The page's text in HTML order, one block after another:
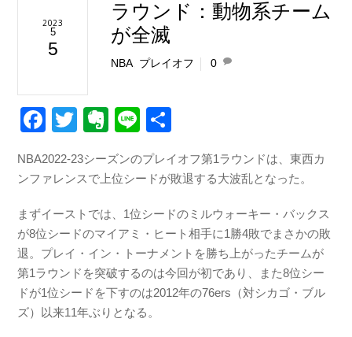
2023
5
5
ラウンド：動物系チーム
が全滅
NBA, プレイオフ 0
F
c
b
o
o
k
T
tt
E
er
ot
e
Li
e
NBA2022-23シーズンのプレイオフ第1ラウンドは、東西カ
ンファレンスで上位シードが敗退する大波乱となった。
まずイーストでは、1位シードのミルウォーキー・バックス
が8位シードのマイアミ・ヒート相手に1勝4敗でまさかの敗
退。プレイ・イン・トーナメントを勝ち上がったチームが
第1ラウンドを突破するのは今回が初であり、また8位シー
ドが1位シードを下すのは2012年の76ers（対シカゴ・ブル
ズ）以来11年ぶりとなる。